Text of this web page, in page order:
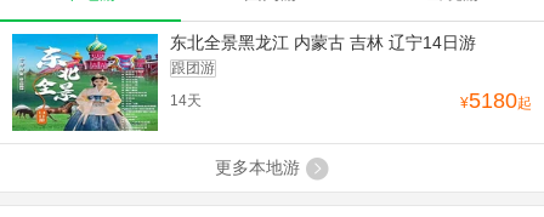
东北全景黑龙江 内蒙古 吉林 辽宁14日游
跟团游
14天
¥5180起
更多本地游